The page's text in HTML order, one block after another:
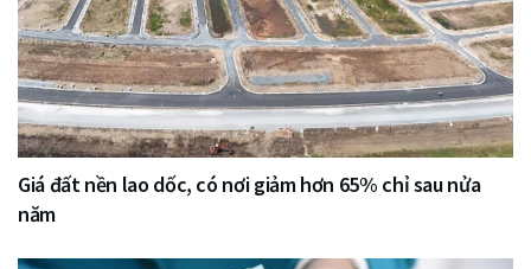
Giá đất nền lao dốc, có nơi giảm hơn 65% chỉ sau nửa
năm